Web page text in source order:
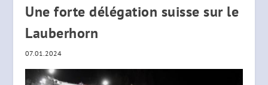
Une forte délégation suisse sur le
Lauberhorn
07.01.2024